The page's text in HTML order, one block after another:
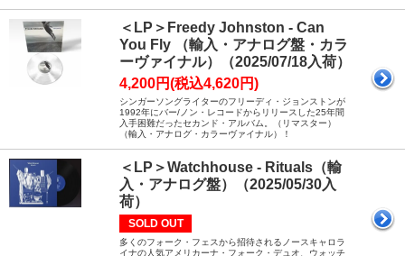
＜LP＞Freedy Johnston - Can
You Fly （輸入・アナログ盤・カラ
ーヴァイナル）（2025/07/18入荷）
4,200円(税込4,620円)
シンガーソングライターのフリーディ・ジョンストンが
1992年にバー/ノン・レコードからリリースした25年間
入手困難だったセカンド・アルバム。（リマスター）
（輸入・アナログ・カラーヴァイナル）！
＜LP＞Watchhouse - Rituals（輸
入・アナログ盤）（2025/05/30入
荷）
SOLD OUT
多くのフォーク・フェスから招待されるノースキャロラ
イナの人気アメリカーナ・フォーク・デュオ、ウォッチ